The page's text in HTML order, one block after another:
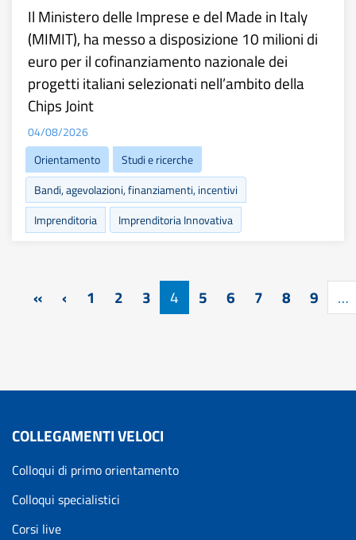
Il Ministero delle Imprese e del Made in Italy
(MIMIT), ha messo a disposizione 10 milioni di
euro per il cofinanziamento nazionale dei
progetti italiani selezionati nell’ambito della
Chips Joint
04/08/2026
Orientamento
Studi e ricerche
Bandi, agevolazioni, finanziamenti, incentivi
Imprenditoria
Imprenditoria Innovativa
Paginazione
«Prima pagina
‹ Pagina precedente
1 2 3 4 5 6 7 8 9 …
COLLEGAMENTI VELOCI
Colloqui di primo orientamento
Colloqui specialistici
Corsi live